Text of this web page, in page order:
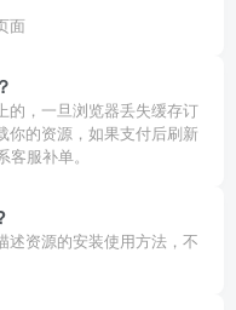
面
的，一旦浏览器丢失缓存订
你的资源，如果支付后刷新
服补单。
述资源的安装使用方法，不